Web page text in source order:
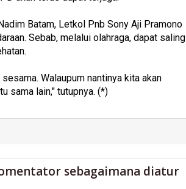
Batam, Letkol Pnb Sony Aji Pramono
Sebab, melalui olahraga, dapat saling
Walaupum nantinya kita akan
sama lain," tutupnya. (*)
sebagaimana diatur